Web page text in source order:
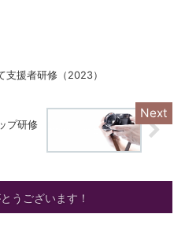
支援者研修（2023）
プ研修
うございます！